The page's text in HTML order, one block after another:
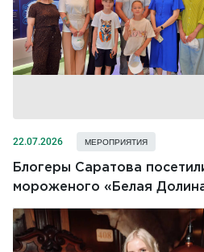
22.07.2026 МЕРОПРИЯТИЯ
Блогеры Саратова
мороженого «Белая